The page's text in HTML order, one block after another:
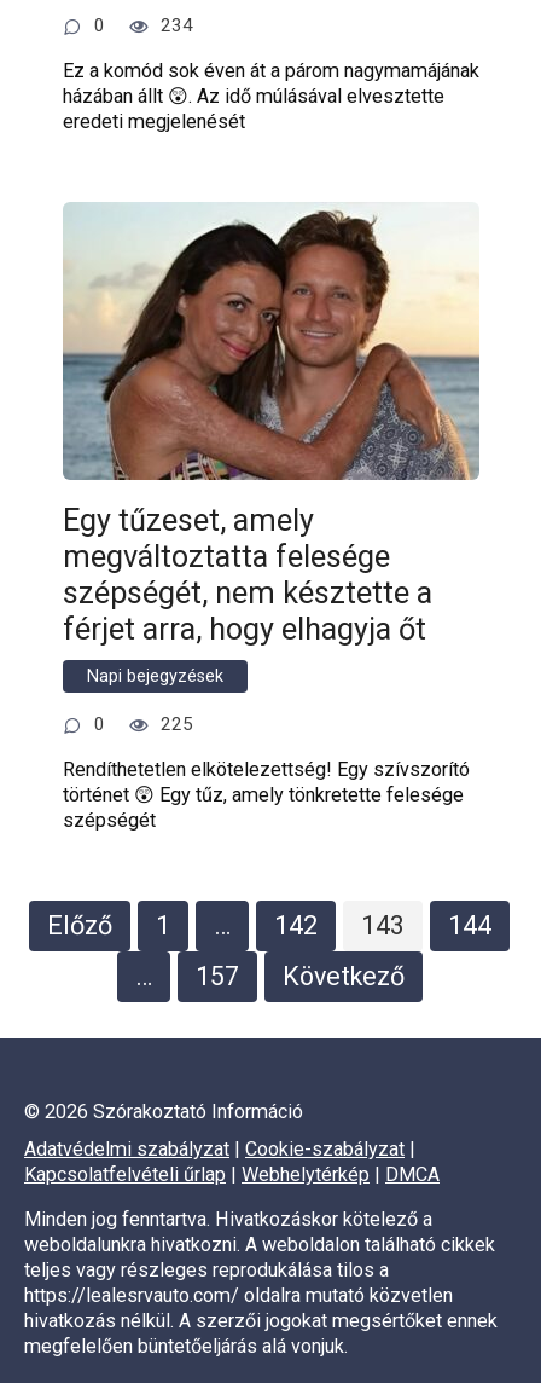
0 234
Ez a komód sok éven át a párom nagymamájának
házában állt 😲. Az idő múlásával elvesztette
eredeti megjelenését
Egy tűzeset, amely
megváltoztatta felesége
szépségét, nem késztette a
férjet arra, hogy elhagyja őt
Napi bejegyzések
0 225
Rendíthetetlen elkötelezettség! Egy szívszorító
történet 😲 Egy tűz, amely tönkretette felesége
szépségét
Bejegyzések
lapozása
Előző 1 … 142 143
144
…
157 Következő
© 2026 Szórakoztató Információ
Adatvédelmi szabályzat
Cookie-szabályzat
Kapcsolatfelvételi űrlap
Webhelytérkép
DMCA
Minden jog fenntartva. Hivatkozáskor kötelező a
weboldalunkra hivatkozni. A weboldalon található cikkek
teljes vagy részleges reprodukálása tilos a
https://lealesrvauto.com/ oldalra mutató közvetlen
hivatkozás nélkül. A szerzői jogokat megsértőket ennek
megfelelően büntetőeljárás alá vonjuk.